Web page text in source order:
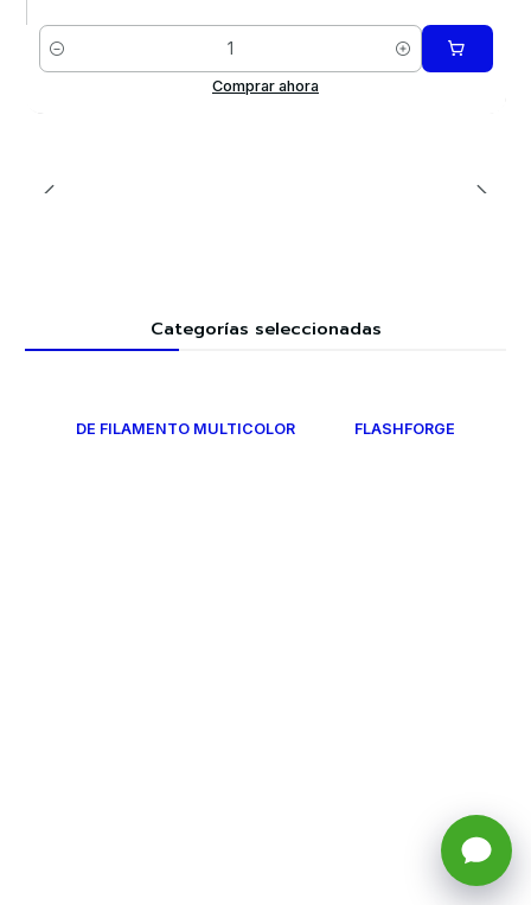
Cantidad
Comprar ahora
Categorías seleccionadas
DE FILAMENTO MULTICOLOR FLASHFORGE